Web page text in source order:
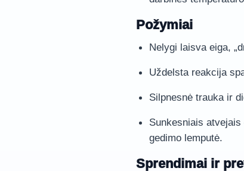
Požymiai
Nelygi laisva eiga,
Uždelsta reakcija
Silpnesnė trauka ir
Sunkesniais
gedimo lemputė.
Sprendimai ir